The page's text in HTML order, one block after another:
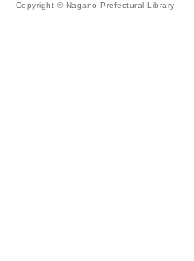
Copyright © Nagano Prefectural Library